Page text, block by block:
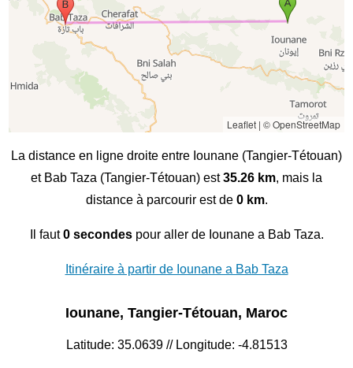
Leaflet| © OpenStreetMap
La distance en ligne droite entre Iounane (Tangier-Tétouan)
et Bab Taza (Tangier-Tétouan) est35.26 km, mais la
distance à parcourir est de 0 km.
Il faut0 secondespour aller de Iounane a Bab Taza.
Itinéraire à partir de Iounane a Bab Taza
Iounane, Tangier-Tétouan, Maroc
Latitude: 35.0639 // Longitude: -4.81513